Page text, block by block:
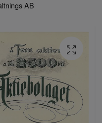
AB